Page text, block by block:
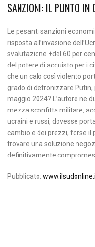
SANZIONI: IL PUNTO IN
Le pesanti sanzioni
risposta all’invasione
svalutazione +del 60 per
del potere di acquisto per i
che un calo così violento
grado di detronizzare Putin,
maggio 2024? L’autore ne
mezza sconfitta militare,
ucraini e russi, dovesse
cambio e dei prezzi, forse il
trovare una soluzione
definitivamente
Pubblicato: